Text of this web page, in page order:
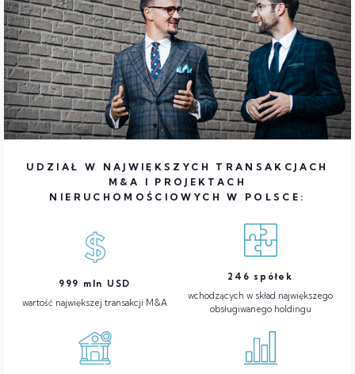
UDZIAŁ W NAJWIĘKSZYCH TRANSAKCJACH
M&A I PROJEKTACH
NIERUCHOMOŚCIOWYCH W POLSCE:
999 mln USD
wartość największej transakcji M&A
246 spółek
wchodzących w skład największego
obsługiwanego holdingu